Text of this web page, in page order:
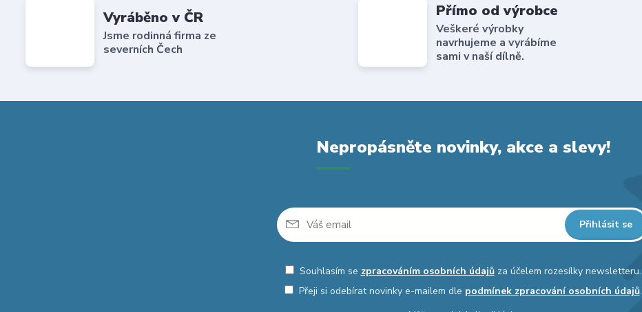
Vyráběno v ČR
Jsme rodinná firma ze
severních Čech
Přímo od výrobce
Veškeré výrobky
navrhujeme a vyrábíme
sami v naší dílně.
Nepropásněte novinky, akce a slevy!
Přihlásit se
Souhlasím se zpracováním osobních údajůza účelem rozesílky newsletteru.
Přeji si odebírat novinky e-mailem dle podmínek zpracování osobních údajů.